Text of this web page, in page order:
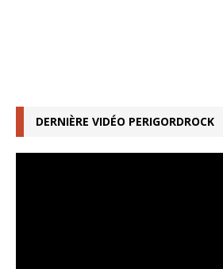
DERNIÈRE VIDÉO PERIGORDROCK